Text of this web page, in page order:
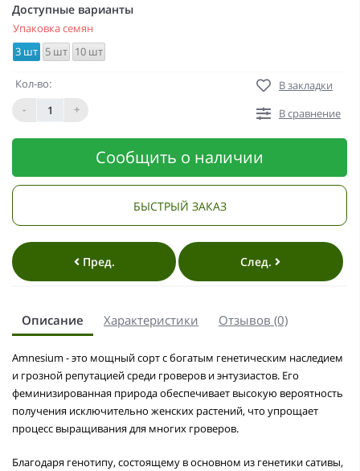
Доступные варианты
Упаковка семян
3 шт 5 шт 10 шт
Кол-во:
-
+
В закладки
В сравнение
Сообщить о наличии
БЫСТРЫЙ ЗАКАЗ
Пред. След.
Описание Характеристики Отзывов (0)
Amnesium - это мощный сорт с богатым генетическим наследием
и грозной репутацией среди гроверов и энтузиастов. Его
феминизированная природа обеспечивает высокую вероятность
получения исключительно женских растений, что упрощает
процесс выращивания для многих гроверов.
Благодаря генотипу, состоящему в основном из генетики сативы,